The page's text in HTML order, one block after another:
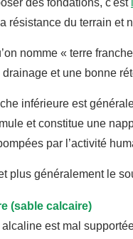
des fondations, c'est
résistance du terrain et
nomme « terre
et une bonne
inférieure est
et constitue une
par l’activité
plus généralement le
(sable calcaire)
alcaline est mal